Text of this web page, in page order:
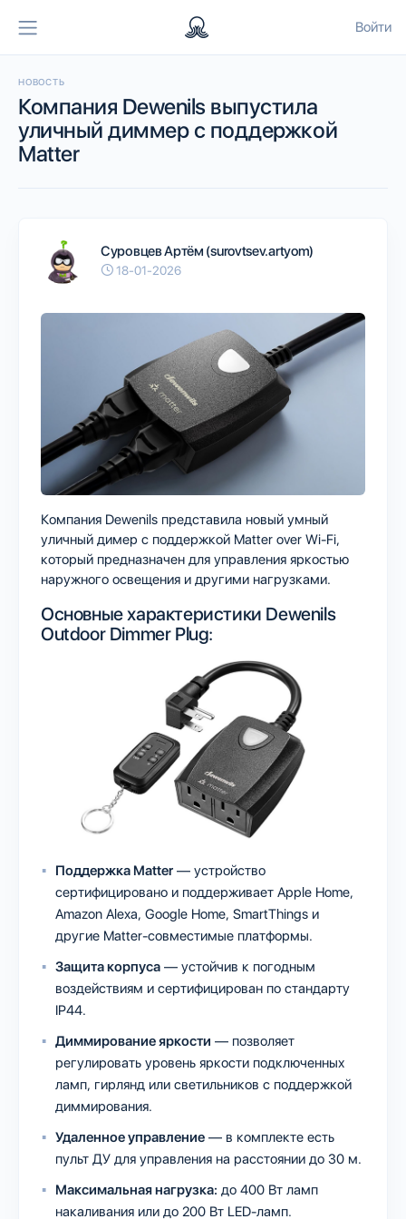
Войти
НОВОСТЬ
Компания Dewenils выпустила
уличный диммер с поддержкой
Matter
Суровцев Артём (surovtsev.artyom)
18-01-2026
Компания Dewenils представила новый умный
уличный димер с поддержкой Matter over Wi-Fi,
который предназначен для управления яркостью
наружного освещения и другими нагрузками.
Основные характеристики Dewenils
Outdoor Dimmer Plug:
Поддержка Matter — устройство
сертифицировано и поддерживает Apple Home,
Amazon Alexa, Google Home, SmartThings и
другие Matter-совместимые платформы.
Защита корпуса — устойчив к погодным
воздействиям и сертифицирован по стандарту
IP44.
Диммирование яркости — позволяет
регулировать уровень яркости подключенных
ламп, гирлянд или светильников с поддержкой
диммирования.
Удаленное управление — в комплекте есть
пульт ДУ для управления на расстоянии до 30 м.
Максимальная нагрузка: до 400 Вт ламп
накаливания или до 200 Вт LED-ламп.